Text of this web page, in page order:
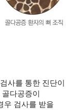
사를 통한 진단이
다공증이
우 검사를 받을